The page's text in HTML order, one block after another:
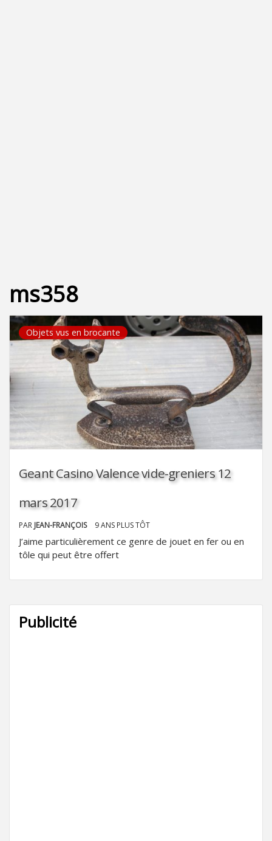
ms358
Objets vus en brocante
Geant Casino Valence vide-greniers 12
mars 2017
PAR JEAN-FRANÇOIS 9 ANS PLUS TÔT
J’aime particulièrement ce genre de jouet en fer ou en
tôle qui peut être offert
Publicité